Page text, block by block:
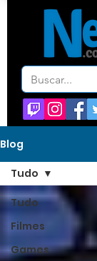
Blog
Tudo
Filmes
Games
Tudo